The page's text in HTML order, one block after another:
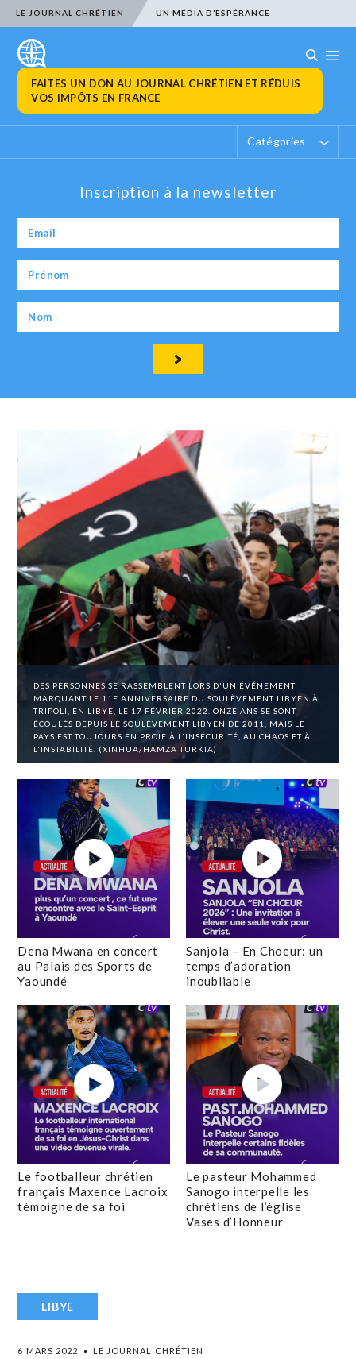
LE JOURNAL CHRÉTIEN UN MÉDIA D’ESPÉRANCE
FAITES UN DON AU JOURNAL CHRÉTIEN ET RÉDUIS
VOS IMPÔTS EN FRANCE
Catégories
Inscription à la newsletter
DES PERSONNES SE RASSEMBLENT LORS D'UN ÉVÉNEMENT
MARQUANT LE 11E ANNIVERSAIRE DU SOULÈVEMENT LIBYEN À
TRIPOLI, EN LIBYE, LE 17 FÉVRIER 2022. ONZE ANS SE SONT
ÉCOULÉS DEPUIS LE SOULÈVEMENT LIBYEN DE 2011, MAIS LE
PAYS EST TOUJOURS EN PROIE À L'INSÉCURITÉ, AU CHAOS ET À
L'INSTABILITÉ. (XINHUA/HAMZA TURKIA)
Dena Mwana en concert
au Palais des Sports de
Yaoundé
Sanjola – En Choeur: un
temps d’adoration
inoubliable
Le footballeur chrétien
français Maxence Lacroix
témoigne de sa foi
Le pasteur Mohammed
Sanogo interpelle les
chrétiens de l’église
Vases d’Honneur
LIBYE
6 MARS 2022 LE JOURNAL CHRÉTIEN